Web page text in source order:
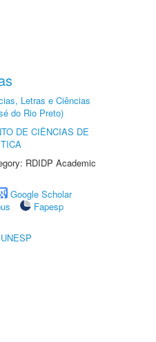
Letras e Ciências
do Rio Preto)
DE CIÊNCIAS DE
RDIDP Academic
Google Scholar
Fapesp